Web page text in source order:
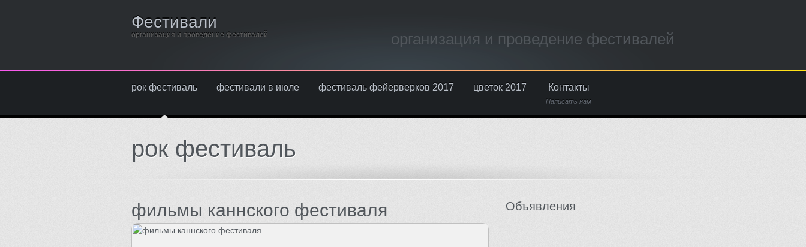
Фестивали
организация и проведение фестивалей организация и проведение фестивалей
рок фестиваль фестивали в июле фестиваль фейерверков 2017 цветок 2017 Контакты
Написать нам
рок фестиваль
фильмы каннского фестиваля Объявления